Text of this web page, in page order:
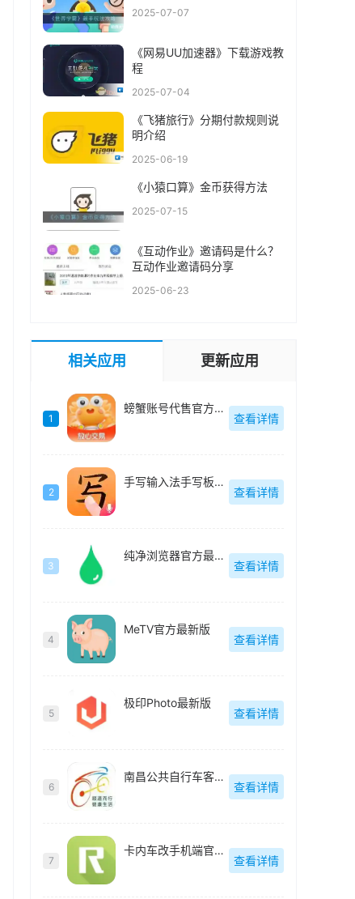
2025-07-07
《网易UU加速器》下载游戏教
程
2025-07-04
《飞猪旅行》分期付款规则说
明介绍
2025-06-19
《小猿口算》金币获得方法
2025-07-15
《互动作业》邀请码是什么？
互动作业邀请码分享
2025-06-23
相关应用 更新应用
1
螃蟹账号代售官方最新版
查看详情
2
手写输入法手写板最新版
查看详情
3
纯净浏览器官方最新版
查看详情
4
MeTV官方最新版
查看详情
5
极印Photo最新版
查看详情
6
南昌公共自行车客户端(洪城乐骑行)最新版
查看详情
7
卡内车改手机端官方最新版
查看详情